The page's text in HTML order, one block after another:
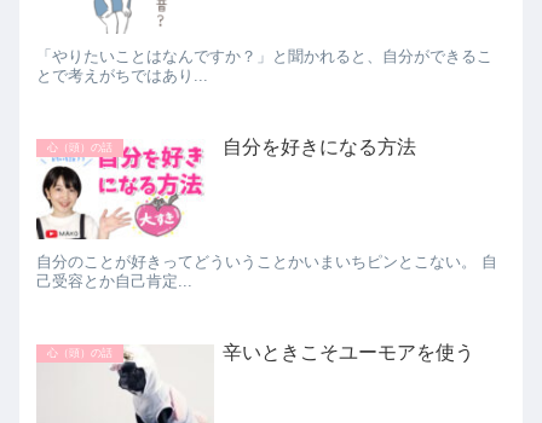
「やりたいことはなんですか？」と聞かれると、自分ができるこ
とで考えがちではあり...
心（頭）の話 自分を好きになる方法
自分のことが好きってどういうことかいまいちピンとこない。 自
己受容とか自己肯定...
心（頭）の話 辛いときこそユーモアを使う